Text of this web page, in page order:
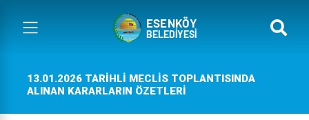
13.01.2026 TARİHLİ MECLİS TOPLANTISINDA
ALINAN KARARLARIN ÖZETLERİ